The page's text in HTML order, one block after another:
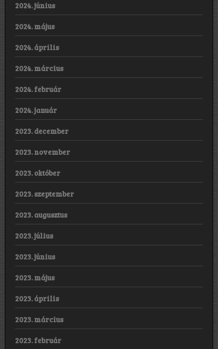
2024. június
2024. május
2024. április
2024. március
2024. február
2024. január
2023. december
2023. november
2023. október
2023. szeptember
2023. augusztus
2023. július
2023. június
2023. május
2023. április
2023. március
2023. február